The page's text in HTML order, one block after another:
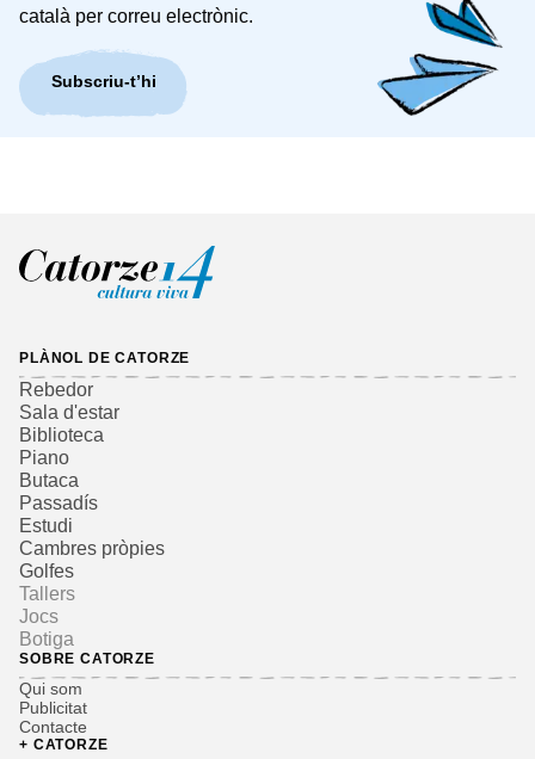
català per correu electrònic.
Subscriu-t’hi
PLÀNOL DE CATORZE
Rebedor
Sala d'estar
Biblioteca
Piano
Butaca
Passadís
Estudi
Cambres pròpies
Golfes
Tallers
Jocs
Botiga
SOBRE CATORZE
Qui som
Publicitat
Contacte
+ CATORZE